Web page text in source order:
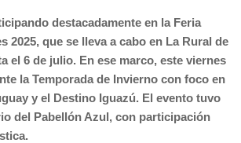
destacadamente en la Feria
2025, que se lleva a cabo en La Rural de
el 6 de julio. En ese marco, este viernes
la Temporada de Invierno con foco en
y el Destino Iguazú. El evento tuvo
del Pabellón Azul, con participación